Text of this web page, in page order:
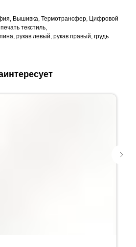
Вышивка, Термотрансфер, Цифровой
текстиль,
рукав левый, рукав правый, грудь